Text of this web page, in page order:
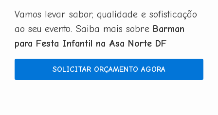
Vamos levar sabor, qualidade e sofisticação
ao seu evento. Saiba mais sobre Barman
para Festa Infantil na Asa Norte DF
SOLICITAR ORÇAMENTO AGORA